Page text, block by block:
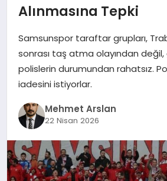
SAĞLIK
EĞITIM
DÜNYA
Alınmasına Tepki
Samsunspor taraftar grupları,
sonrası taş atma olayından değil,
polislerin durumundan rahatsız.
iadesini istiyorlar.
Mehmet Arslan
22 Nisan 2026